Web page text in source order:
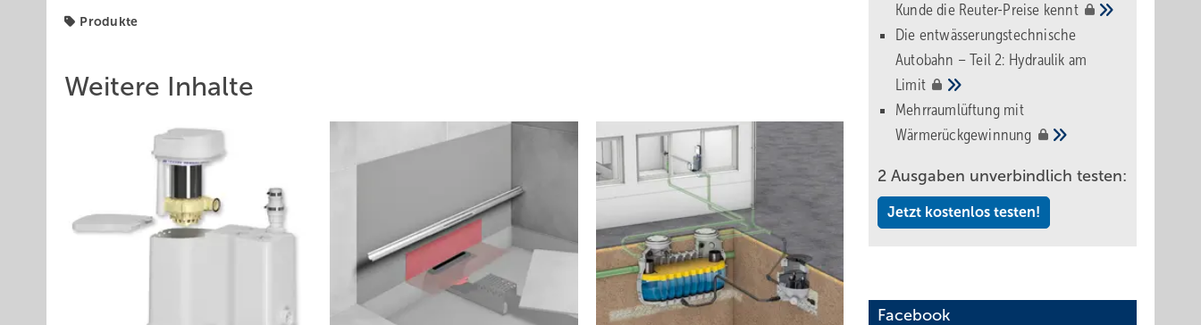
Produkte
Weitere Inhalte
Kunde die Reuter-Preise kennt
Die entwässerungstechnische
Autobahn – Teil 2: Hydraulik am
Limit
Mehrraumlüftung mit
Wärmerückgewinnung
2 Ausgaben unverbindlich testen:
Jetzt kostenlos testen!
Facebook